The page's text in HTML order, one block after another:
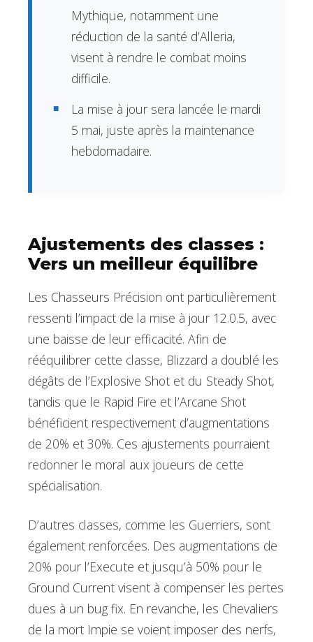
Mythique, notamment une
réduction de la santé d’Alleria,
visent à rendre le combat moins
difficile.
La mise à jour sera lancée le mardi
5 mai, juste après la maintenance
hebdomadaire.
Ajustements des classes :
Vers un meilleur équilibre
Les Chasseurs Précision ont particulièrement
ressenti l’impact de la mise à jour 12.0.5, avec
une baisse de leur efficacité. Afin de
rééquilibrer cette classe, Blizzard a doublé les
dégâts de l’Explosive Shot et du Steady Shot,
tandis que le Rapid Fire et l’Arcane Shot
bénéficient respectivement d’augmentations
de 20% et 30%. Ces ajustements pourraient
redonner le moral aux joueurs de cette
spécialisation.
D’autres classes, comme les Guerriers, sont
également renforcées. Des augmentations de
20% pour l’Execute et jusqu’à 50% pour le
Ground Current visent à compenser les pertes
dues à un bug fix. En revanche, les Chevaliers
de la mort Impie se voient imposer des nerfs,